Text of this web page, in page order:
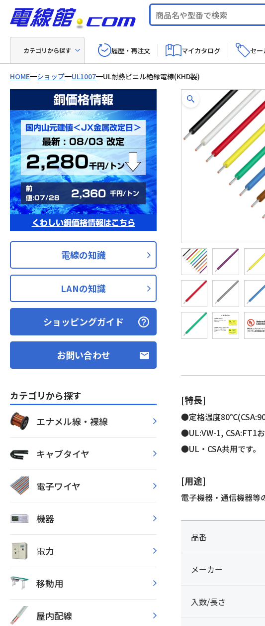
カテゴリから探す 履歴・再注文 マイカタログ セ
HOME ショップ UL1007 UL耐熱ビニル絶縁電線(KHD製)
銅価格情報
国内山元建値＜JX金属改定日＞
最新 : 08/03 改定
2,280千円/トン
前
値:07/28
2,360 千円/トン
くわしい銅価格情報はこちら
電線の知識
LANの知識
ショッピングガイド
お問い合わせ
カテゴリから探す
エナメル線・裸線
キャブタイヤ
電子ワイヤ
機器
電力
移動用
屋内配線
[特長]
●定格温度
●UL:VW-1, CSA:FT1
●UL・CSA共用です。
[用途]
電子機器・通信機器等
品番
メーカー
入数/長さ